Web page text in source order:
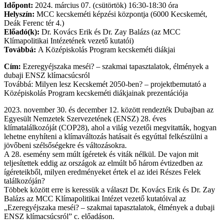
Időpont: 2024. március 07. (csütörtök) 16:30-18:30 óra
Helyszín: MCC kecskeméti képzési központja (6000 Kecskemét,
Deák Ferenc tér 4.)
Előadó(k): Dr. Kovács Erik és Dr. Zay Balázs (az MCC
Klímapolitikai Intézetének vezető kutatói)
Továbbá: A Középiskolás Program kecskeméti diákjai
Cím: Ezeregyéjszaka meséi? – szakmai tapasztalatok, élmények a
dubaji ENSZ klímacsúcsról
Továbbá: Milyen lesz Kecskemét 2050-ben? – projektbemutató a
Középiskolás Program kecskeméti diákjainak prezentációja
2023. november 30. és december 12. között rendezték Dubajban az
Egyesült Nemzetek Szervezetének (ENSZ) 28. éves
klímatalálkozóját (COP28), ahol a világ vezetői megvitatták, hogyan
lehetne enyhíteni a klímaváltozás hatásait és egyúttal felkészülni a
jövőbeni szélsőségekre és változásokra.
A 28. esemény sem múlt ígéretek és viták nélkül. De vajon mit
teljesítettek eddig az országok az elmúlt bő három évtizedben az
ígéreteikből, milyen eredményeket értek el az idei Részes Felek
találkozóján?
Többek között erre is keressük a választ Dr. Kovács Erik és Dr. Zay
Balázs az MCC Klímapolitikai Intézet vezető kutatóival az
„Ezeregyéjszaka meséi? – szakmai tapasztalatok, élmények a dubaji
ENSZ klímacsúcsról” c. előadáson.